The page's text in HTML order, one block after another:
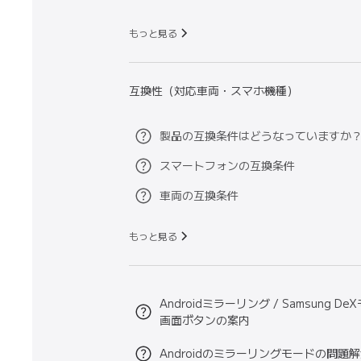
もっと見る
互換性（対応車両・スマホ機種）
製品の互換条件はどうなっていますか？
スマートフォンの互換条件
車両の互換条件
もっと見る
Androidミラーリング / Samsung DeX
画面ボタンの案内
Androidのミラーリングモードの問題